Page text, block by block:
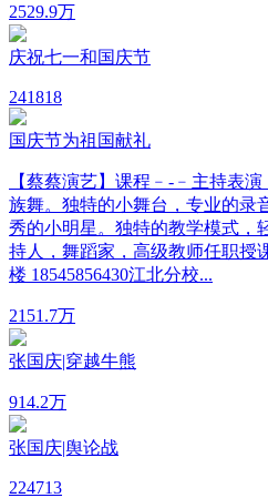
2529.9万
庆祝七一和国庆节
241818
国庆节为祖国献礼
【蔡蔡演艺】课程﹣-﹣主持表
族舞。独特的小舞台，专业的录
秀的小明星。独特的教学模式，
持人，舞蹈家，高级教师任职授
楼 18545856430江北分校...
2151.7万
张国庆|穿越牛熊
914.2万
张国庆|舆论战
224713